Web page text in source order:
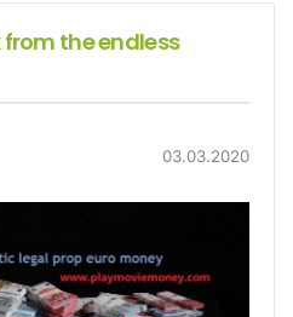
the endless
03.03.2020